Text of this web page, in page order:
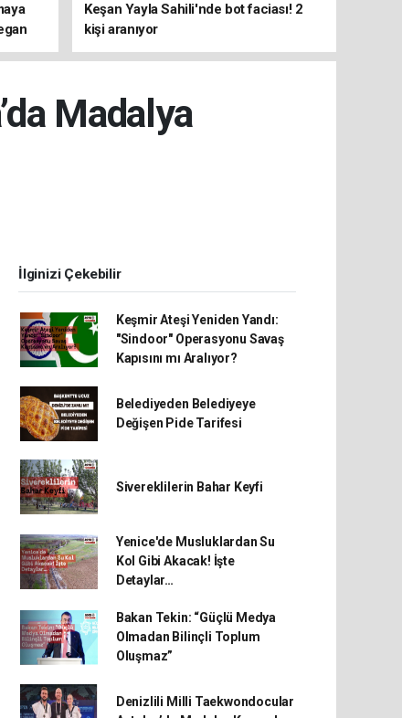
Keşan Yayla Sahili'nde bot faciası! 2
kişi aranıyor
Madalya
İlginizi Çekebilir
Keşmir Ateşi Yeniden Yandı:
"Sindoor" Operasyonu Savaş
Kapısını mı Aralıyor?
Belediyeden Belediyeye
Değişen Pide Tarifesi
Sivereklilerin Bahar Keyfi
Yenice'de Musluklardan Su
Kol Gibi Akacak! İşte
Detaylar…
Bakan Tekin: “Güçlü Medya
Olmadan Bilinçli Toplum
Oluşmaz”
Denizlili Milli Taekwondocular